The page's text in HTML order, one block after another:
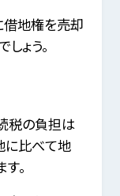
借地権を売却
ょう。
税の負担は
に比べて地
。